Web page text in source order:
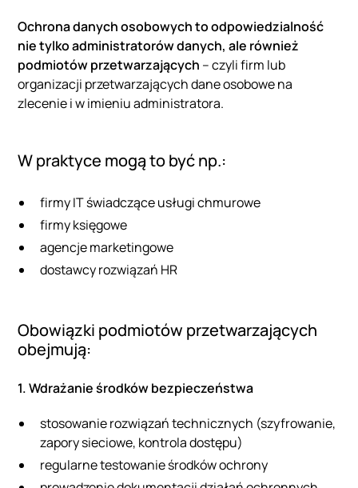
Ochrona danych osobowych to odpowiedzialność
nie tylko administratorów danych, ale również
podmiotów przetwarzających – czyli firm lub
organizacji przetwarzających dane osobowe na
zlecenie i w imieniu administratora.
W praktyce mogą to być np.:
firmy IT świadczące usługi chmurowe
firmy księgowe
agencje marketingowe
dostawcy rozwiązań HR
Obowiązki podmiotów przetwarzających
obejmują:
1. Wdrażanie środków bezpieczeństwa
stosowanie rozwiązań technicznych (szyfrowanie,
zapory sieciowe, kontrola dostępu)
regularne testowanie środków ochrony